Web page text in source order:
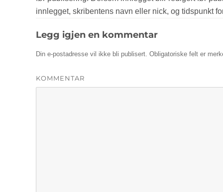
Legg igjen en kommentar
Din e-postadresse vil ikke bli publisert. Obligatoriske felt er
KOMMENTAR